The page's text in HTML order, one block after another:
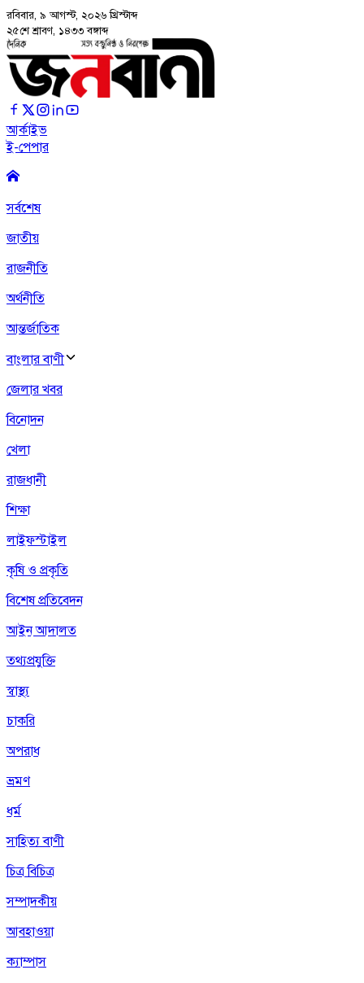
রবিবার, ৯ আগস্ট, ২০২৬ খ্রিস্টাব্দ
২৫শে শ্রাবণ, ১৪৩৩ বঙ্গাব্দ
আর্কাইভ
ই-পেপার
সর্বশেষ
জাতীয়
রাজনীতি
অর্থনীতি
আন্তর্জাতিক
বাংলার বাণী
জেলার খবর
বিনোদন
খেলা
রাজধানী
শিক্ষা
লাইফস্টাইল
কৃষি ও প্রকৃতি
বিশেষ প্রতিবেদন
আইন আদালত
তথ্যপ্রযুক্তি
স্বাস্থ্য
চাকরি
অপরাধ
ভ্রমণ
ধর্ম
সাহিত্য বাণী
চিত্র বিচিত্র
সম্পাদকীয়
আবহাওয়া
ক্যাম্পাস